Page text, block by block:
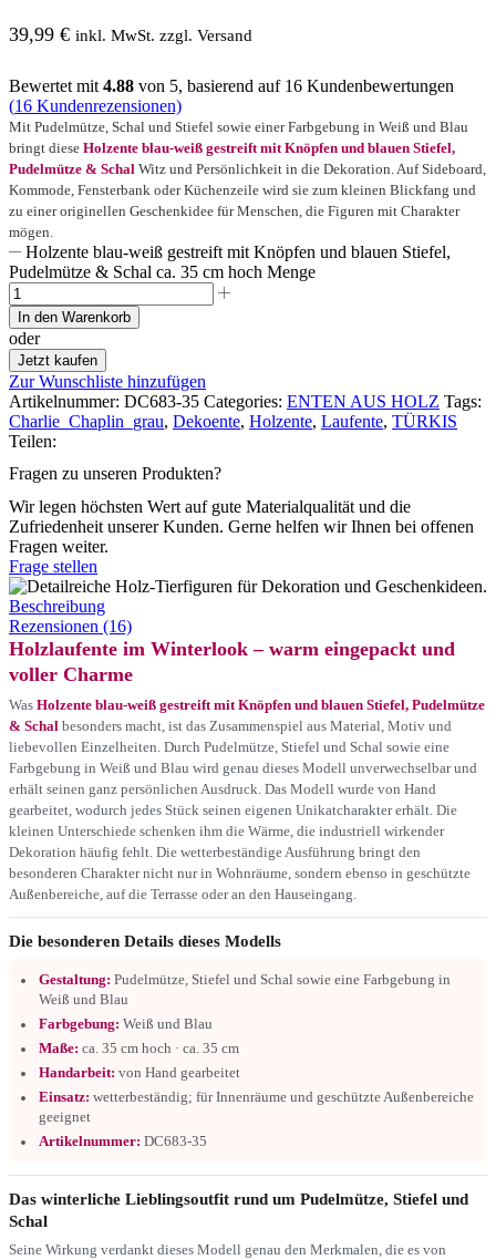
39,99 € inkl. MwSt. zzgl. Versand
Bewertet mit 4.88 von 5, basierend auf 16 Kundenbewertungen
(16 Kundenrezensionen)
Mit Pudelmütze, Schal und Stiefel sowie einer Farbgebung in Weiß und Blau
bringt diese Holzente blau-weiß gestreift mit Knöpfen und blauen Stiefel,
Pudelmütze & Schal Witz und Persönlichkeit in die Dekoration. Auf Sideboard,
Kommode, Fensterbank oder Küchenzeile wird sie zum kleinen Blickfang und
zu einer originellen Geschenkidee für Menschen, die Figuren mit Charakter
mögen.
Holzente blau-weiß gestreift mit Knöpfen und blauen Stiefel,
Pudelmütze & Schal ca. 35 cm hoch Menge
In den Warenkorb
oder
Jetzt kaufen
Zur Wunschliste hinzufügen
Artikelnummer: DC683-35 Categories: ENTEN AUS HOLZ Tags:
Charlie_Chaplin_grau, Dekoente, Holzente, Laufente, TÜRKIS
Teilen:
Fragen zu unseren Produkten?
Wir legen höchsten Wert auf gute Materialqualität und die
Zufriedenheit unserer Kunden. Gerne helfen wir Ihnen bei offenen
Fragen weiter.
Frage stellen
Beschreibung
Rezensionen (16)
Holzlaufente im Winterlook – warm eingepackt und
voller Charme
Was Holzente blau-weiß gestreift mit Knöpfen und blauen Stiefel, Pudelmütze
& Schal besonders macht, ist das Zusammenspiel aus Material, Motiv und
liebevollen Einzelheiten. Durch Pudelmütze, Stiefel und Schal sowie eine
Farbgebung in Weiß und Blau wird genau dieses Modell unverwechselbar und
erhält seinen ganz persönlichen Ausdruck. Das Modell wurde von Hand
gearbeitet, wodurch jedes Stück seinen eigenen Unikatcharakter erhält. Die
kleinen Unterschiede schenken ihm die Wärme, die industriell wirkender
Dekoration häufig fehlt. Die wetterbeständige Ausführung bringt den
besonderen Charakter nicht nur in Wohnräume, sondern ebenso in geschützte
Außenbereiche, auf die Terrasse oder an den Hauseingang.
Die besonderen Details dieses Modells
Gestaltung: Pudelmütze, Stiefel und Schal sowie eine Farbgebung in
Weiß und Blau
Farbgebung: Weiß und Blau
Maße: ca. 35 cm hoch · ca. 35 cm
Handarbeit: von Hand gearbeitet
Einsatz: wetterbeständig; für Innenräume und geschützte Außenbereiche
geeignet
Artikelnummer: DC683-35
Das winterliche Lieblingsoutfit rund um Pudelmütze, Stiefel und
Schal
Seine Wirkung verdankt dieses Modell genau den Merkmalen, die es von